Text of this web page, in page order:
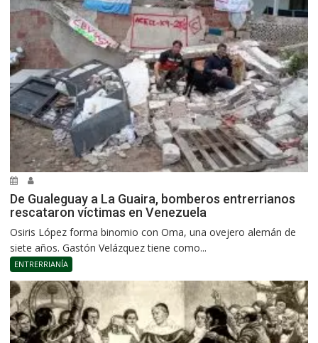
De Gualeguay a La Guaira, bomberos entrerrianos
rescataron víctimas en Venezuela
Osiris López forma binomio con Oma, una ovejero alemán de
siete años. Gastón Velázquez tiene como...
ENTRERRIANÍA